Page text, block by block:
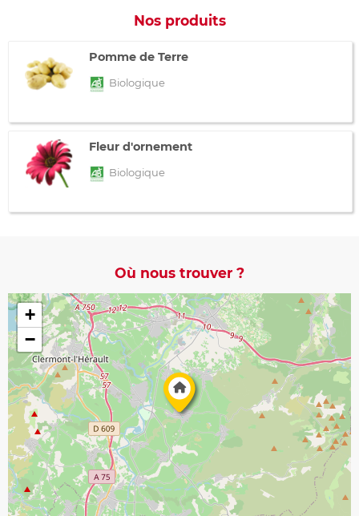
Nos produits
Pomme de Terre
Biologique
Fleur d'ornement
Biologique
Où nous trouver ?
+
−